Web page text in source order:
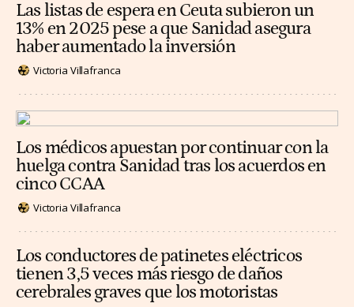
Las listas de espera en Ceuta subieron un
13% en 2025 pese a que Sanidad asegura
haber aumentado la inversión
Victoria Villafranca
Los médicos apuestan por continuar con la
huelga contra Sanidad tras los acuerdos en
cinco CCAA
Victoria Villafranca
Los conductores de patinetes eléctricos
tienen 3,5 veces más riesgo de daños
cerebrales graves que los motoristas